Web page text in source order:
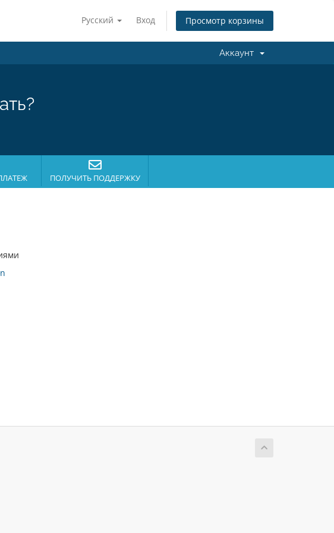
Русский Вход Просмотр корзины
Аккаунт
ПОЛУЧИТЬ ПОДДЕРЖКУ